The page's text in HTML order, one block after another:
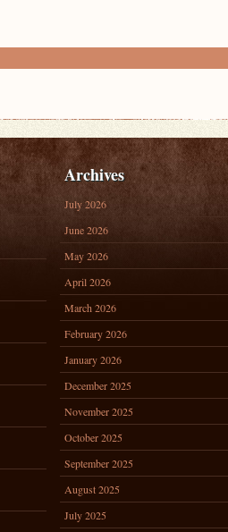
Archives
July 2026
June 2026
May 2026
April 2026
March 2026
February 2026
January 2026
December 2025
November 2025
October 2025
September 2025
August 2025
July 2025